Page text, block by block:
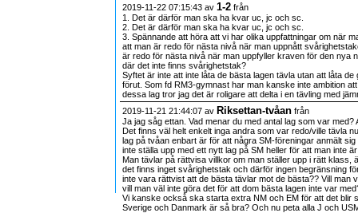
2019-11-22 07:15:43 av 1-2 från
1. Det är därför man ska ha kvar uc, jc och sc.
2. Det är därför man ska ha kvar uc, jc och sc.
3. Spännande att höra att vi har olika uppfattningar om när
att man är redo för nästa nivå när man uppnått
är redo för nästa nivå när man uppfyller kraven för den nya
där det inte finns svårighetstak?
Syftet är inte att inte låta de bästa lagen tävla utan att låta
förut. Som fd RM3-gymnast har man kanske inte ambition
dessa lag tror jag det är roligare att delta i en tävling med
2019-11-21 21:44:07 av Riksettan-tvåan från
Ja jag såg ettan. Vad menar du med antal lag som var
Det finns väl helt enkelt inga andra som var redo/ville tävla
lag på tvåan enbart är för att några SM-föreningar anmält
inte ställa upp med ett nytt lag på SM heller för att man inte
Man tävlar på rättvisa villkor om man ställer upp i rätt klass,
det finns inget svårighetstak och därför ingen begränsning
inte vara rättvist att de bästa tävlar mot de bästa?? Vill man
vill man väl inte göra det för att dom bästa lagen inte var
Vi kanske också ska starta extra NM och EM för att det blir
Sverige och Danmark är så bra? Och nu peta alla J och